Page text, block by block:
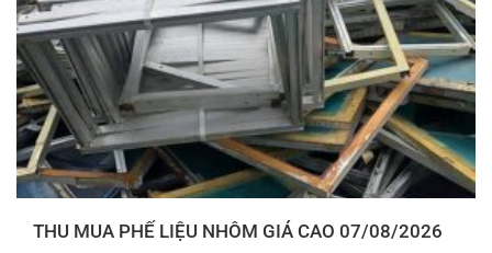
THU MUA PHẾ LIỆU NHÔM GIÁ CAO 07/08/2026